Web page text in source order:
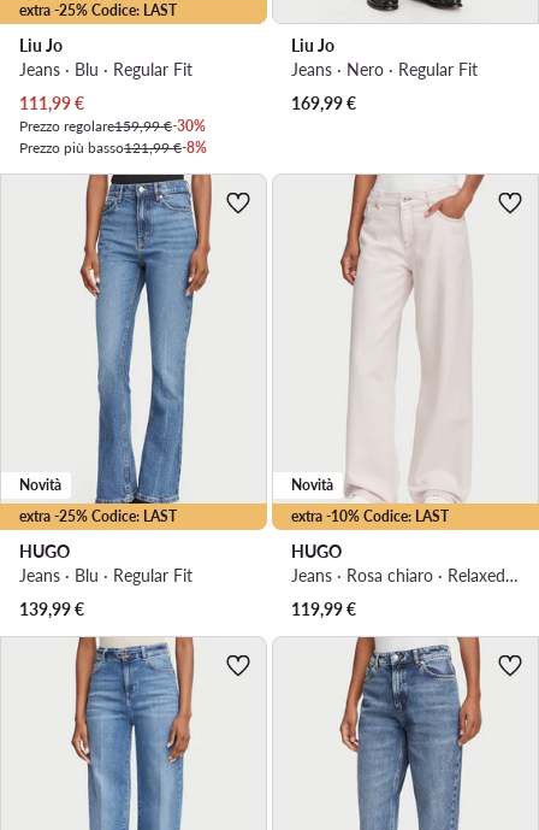
extra -25% Codice: LAST
Liu Jo
Jeans · Blu · Regular Fit
Prezzo attuale
111,99€
Prezzo regolare159,99 €-30%
Prezzo più basso121,99 €-8%
Liu Jo
Jeans · Nero · Regular Fit
169,99€
extra -25% Codice: LAST
Novità
HUGO
Jeans · Blu · Regular Fit
139,99€
extra -10% Codice: LAST
Novità
HUGO
Jeans · Rosa chiaro · Relaxed Fit
119,99€